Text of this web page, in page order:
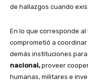
de hallazgos cuando
En lo que corresponde
comprometió a
demás instituciones para
nacional,proveer
humanas, militares e